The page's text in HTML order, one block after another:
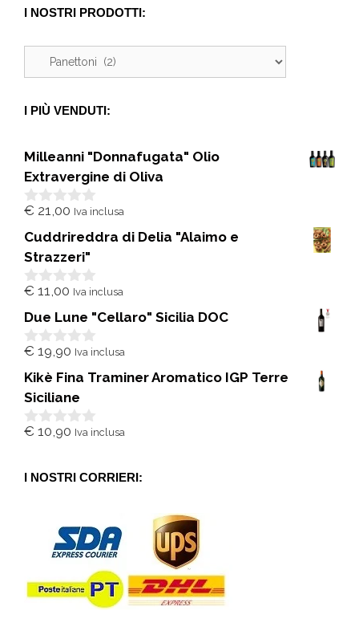
I NOSTRI PRODOTTI:
I PIÙ VENDUTI:
Milleanni "Donnafugata" Olio
Extravergine di Oliva
0
u
5
€ 21,00 Iva inclusa
Cuddrireddra di Delia "Alaimo e
Strazzeri"
0
u
5
€ 11,00 Iva inclusa
Due Lune "Cellaro" Sicilia DOC
0
u
5
€ 19,90 Iva inclusa
Kikè Fina Traminer Aromatico IGP Terre
Siciliane
0
5
€ 10,90 Iva inclusa
I NOSTRI CORRIERI: